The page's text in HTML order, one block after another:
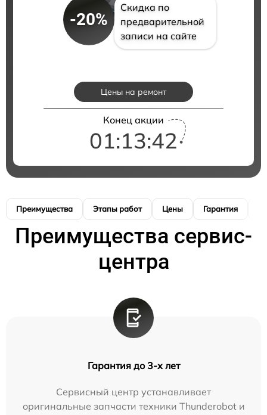
-20%
Скидка по
предварительной
записи на сайте
Цены на ремонт
Конец акции
01:13:41
Преимущества Этапы работ Цены Гарантия
Преимущества сервис-
центра
Гарантия до 3-х лет
Сервисный центр устанавливает
оригинальные запчасти техники Thunderobot и